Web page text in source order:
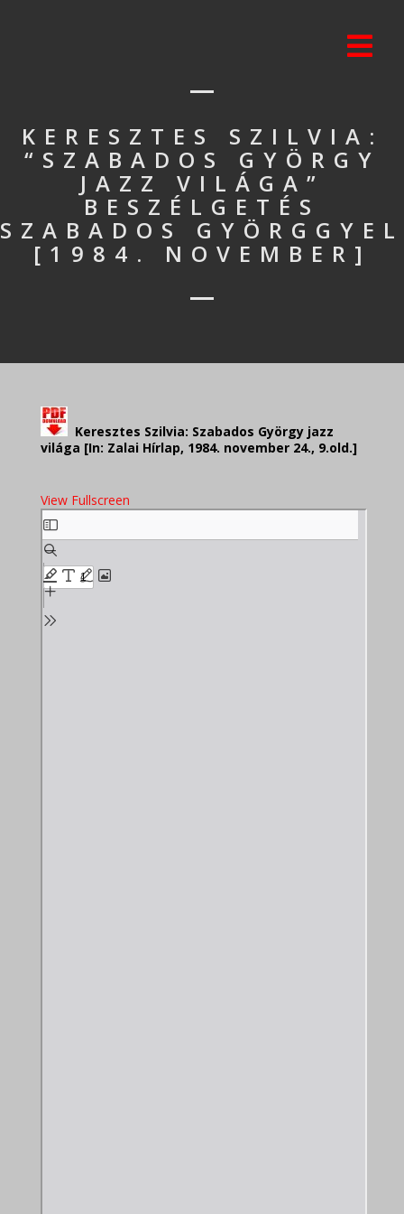
KERESZTES SZILVIA:
“SZABADOS GYÖRGY
JAZZ VILÁGA”
BESZÉLGETÉS
SZABADOS GYÖRGGYEL
[1984. NOVEMBER]
Keresztes Szilvia: Szabados György jazz
világa [In: Zalai Hírlap, 1984. november 24., 9.old.]
View Fullscreen